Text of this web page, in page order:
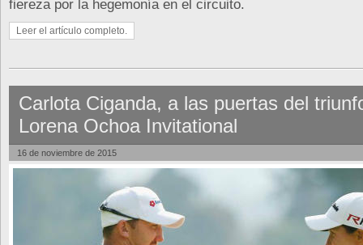
fiereza por la hegemonía en el circuito.
Leer el artículo completo.
Carlota Ciganda, a las puertas del
Lorena Ochoa Invitational
16 de noviembre de 2015